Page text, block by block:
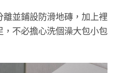
離並鋪設防滑地磚，加上裡
，不必擔心洗個澡大包小包